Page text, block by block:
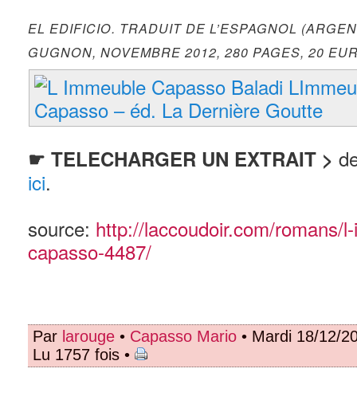
EL EDIFICIO. TRADUIT DE L’ESPAGNOL
GUGNON, NOVEMBRE 2012, 280 PAGES, 20
☛ TELECHARGER UN EXTRAIT >
ici.
source: http://laccoudoir.com/romans/
capasso-4487/
Par larouge • Capasso Mario • Mardi 18/12/
Lu 1757 fois •